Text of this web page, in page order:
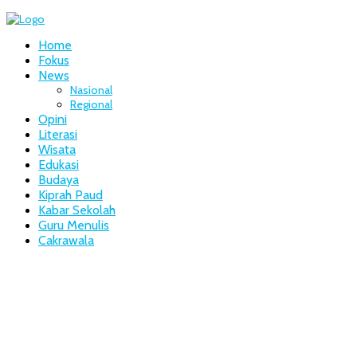
Home
Fokus
News
Nasional
Regional
Opini
Literasi
Wisata
Edukasi
Budaya
Kiprah Paud
Kabar Sekolah
Guru Menulis
Cakrawala